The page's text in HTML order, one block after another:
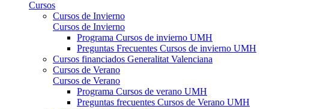
Cursos
Cursos de Invierno
Cursos de Invierno
Programa Cursos de invierno UMH
Preguntas Frecuentes Cursos de invierno UMH
Cursos financiados Generalitat Valenciana
Cursos de Verano
Cursos de Verano
Programa Cursos de verano UMH
Preguntas frecuentes Cursos de Verano UMH